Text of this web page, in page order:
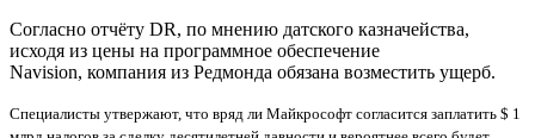
Согласно отчёту DR, по мнению датского казначейства,
исходя из цены на программное обеспечение
Navision, компания из Редмонда обязана возместить ущерб.
Специалисты утвержают, что вряд ли Майкрософт согласится заплатить $ 1